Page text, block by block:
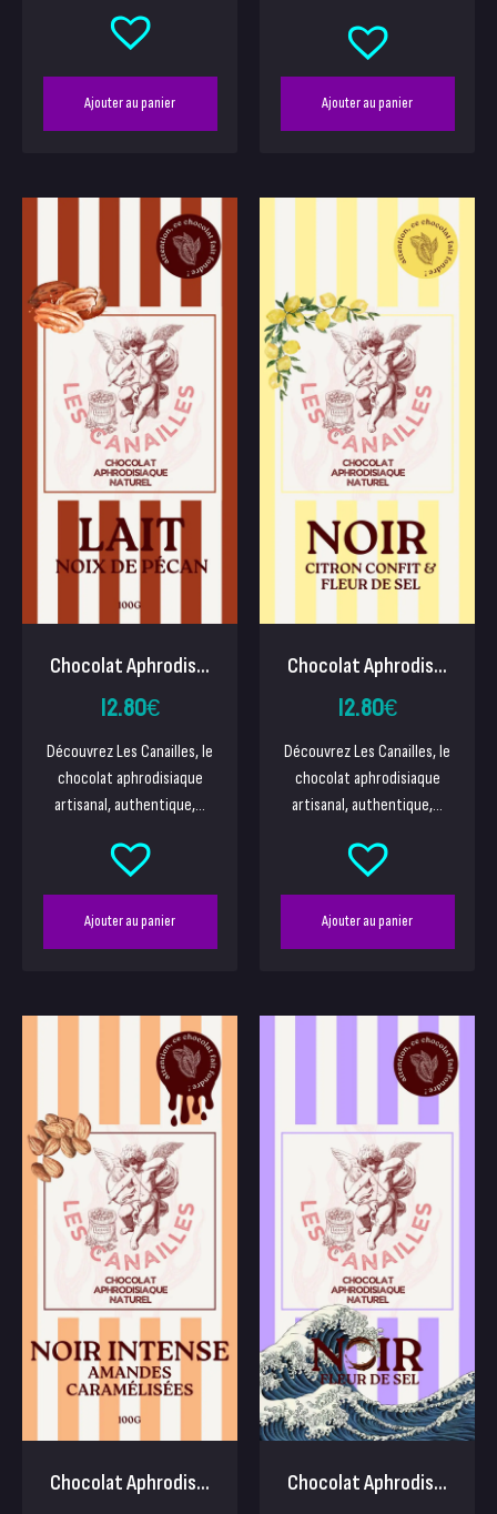
Ajouter au panier Ajouter au panier
Chocolat Aphrodis...
12.80€
Découvrez Les Canailles, le
chocolat aphrodisiaque
artisanal, authentique,...
Ajouter au panier
Chocolat Aphrodis...
12.80€
Découvrez Les Canailles, le
chocolat aphrodisiaque
artisanal, authentique,...
Ajouter au panier
Chocolat Aphrodis... Chocolat Aphrodis...